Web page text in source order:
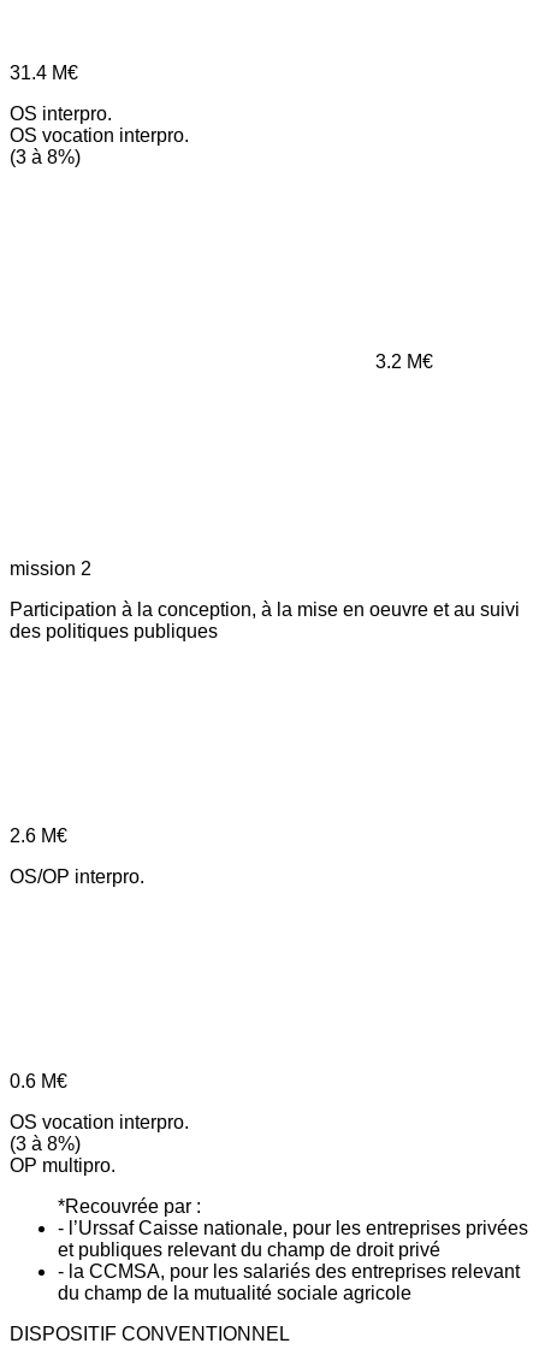
31.4 M€
OS interpro.
OS vocation interpro.
(3 à 8%)
3.2 M€
mission 2
Participation à la conception, à la mise en oeuvre et au suivi
des politiques publiques
2.6 M€
OS/OP interpro.
0.6 M€
OS vocation interpro.
(3 à 8%)
OP multipro.
*Recouvrée par :
- l’Urssaf Caisse nationale, pour les entreprises privées
et publiques relevant du champ de droit privé
- la CCMSA, pour les salariés des entreprises relevant
du champ de la mutualité sociale agricole
DISPOSITIF CONVENTIONNEL